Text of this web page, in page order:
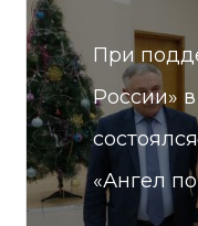
При
России»
«Ангел